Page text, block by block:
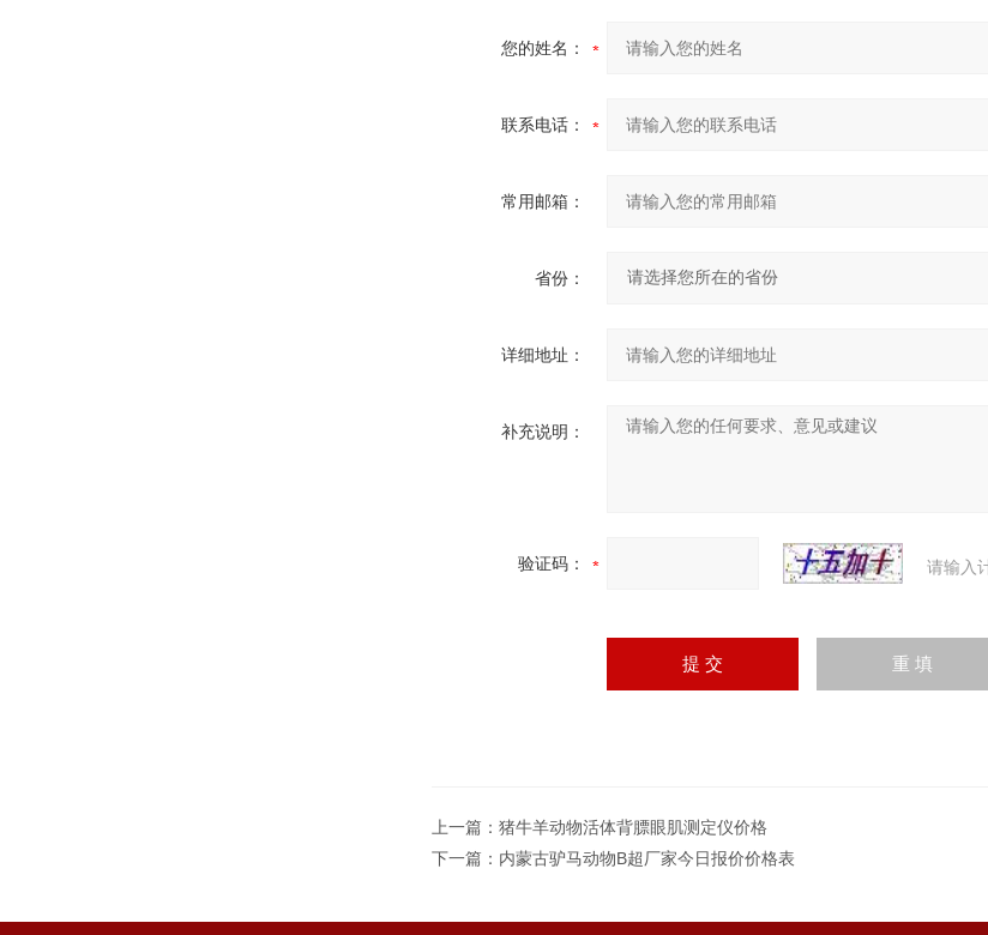
您的姓名：
联系电话：
常用邮箱：
省份：
详细地址：
补充说明：
验证码： 请输入
上一篇： 猪牛羊动物活体背膘眼肌测定仪价格
下一篇： 内蒙古驴马动物B超厂家今日报价价格表